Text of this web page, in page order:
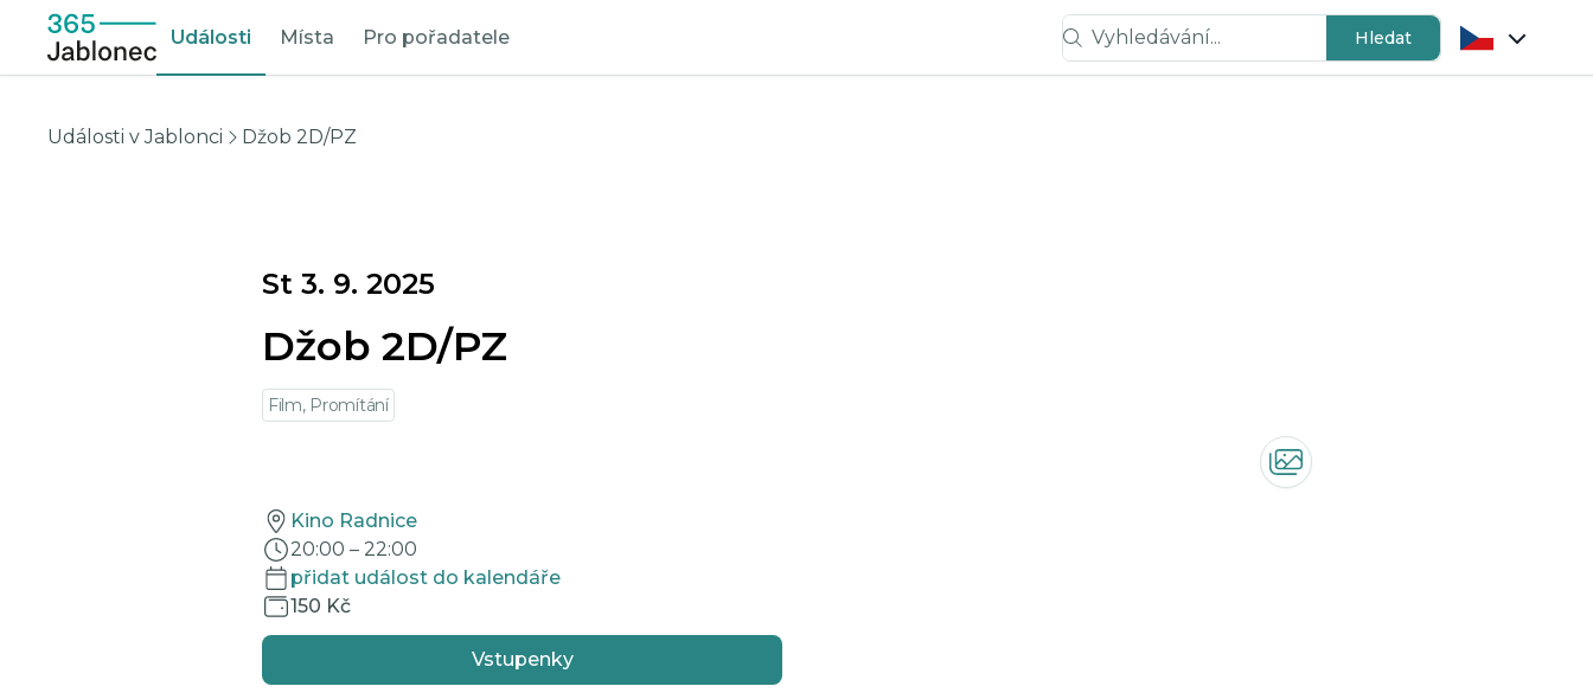
Události Místa Pro pořadatele
Vyhledávání...
Hledat
Události v Jablonci Džob 2D/PZ
St 3. 9. 2025
Džob 2D/PZ
Film, Promítání
Kino Radnice
20:00 – 22:00
přidat událost do kalendáře
150 Kč
Vstupenky